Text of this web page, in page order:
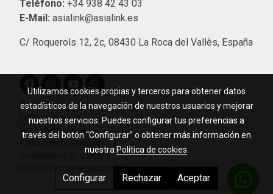
Teléfono: +34 938 42 43 03
E-Mail: asialink@asialink.es
C/ Roquerols 12, 2c, 08430 La Roca del Vallès, España
Aviso legal
Política de cookies
Gestión de cookies
Condiciones de compra
Utilizamos cookies propias y terceros para obtener datos
estadísticos de la navegación de nuestros usuarios y mejorar
nuestros servicios. Puedes configurar tus preferencias a
través del botón “Configurar” o obtener más información en
nuestra Política de cookies
Configurar Rechazar Aceptar